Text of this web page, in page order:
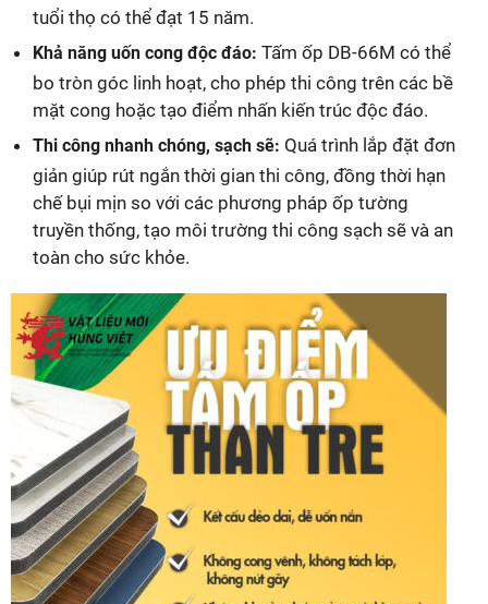
tuổi thọ có thể đạt 15 năm.
Khả năng uốn cong độc đáo: Tấm ốp DB-66M có thể
bo tròn góc linh hoạt, cho phép thi công trên các bề
mặt cong hoặc tạo điểm nhấn kiến trúc độc đáo.
Thi công nhanh chóng, sạch sẽ: Quá trình lắp đặt đơn
giản giúp rút ngắn thời gian thi công, đồng thời hạn
chế bụi mịn so với các phương pháp ốp tường
truyền thống, tạo môi trường thi công sạch sẽ và an
toàn cho sức khỏe.